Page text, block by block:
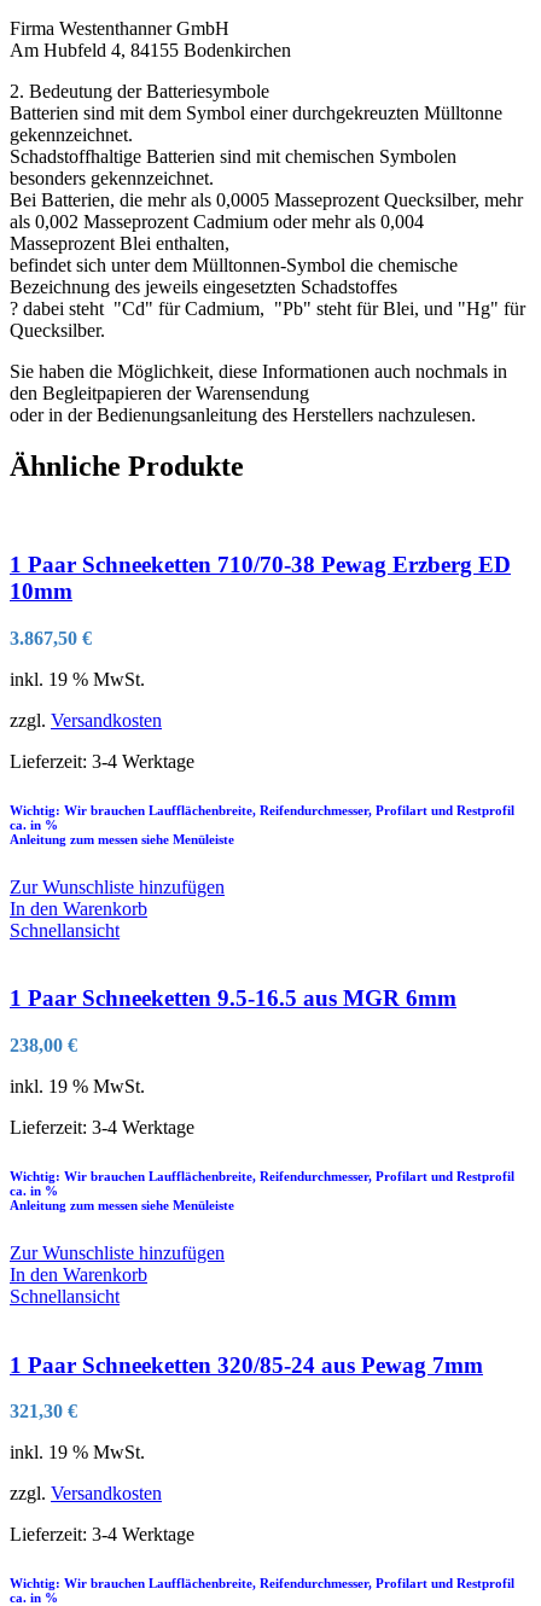
Firma Westenthanner GmbH
Am Hubfeld 4, 84155 Bodenkirchen
2. Bedeutung der Batteriesymbole
Batterien sind mit dem Symbol einer durchgekreuzten Mülltonne
gekennzeichnet.
Schadstoffhaltige Batterien sind mit chemischen Symbolen
besonders gekennzeichnet.
Bei Batterien, die mehr als 0,0005 Masseprozent Quecksilber, mehr
als 0,002 Masseprozent Cadmium oder mehr als 0,004
Masseprozent Blei enthalten,
befindet sich unter dem Mülltonnen-Symbol die chemische
Bezeichnung des jeweils eingesetzten Schadstoffes
? dabei steht "Cd" für Cadmium, "Pb" steht für Blei, und "Hg" für
Quecksilber.
Sie haben die Möglichkeit, diese Informationen auch nochmals in
den Begleitpapieren der Warensendung
oder in der Bedienungsanleitung des Herstellers nachzulesen.
Ähnliche Produkte
1 Paar Schneeketten 710/70-38 Pewag Erzberg ED
10mm
3.867,50 €
inkl. 19 % MwSt.
zzgl. Versandkosten
Lieferzeit: 3-4 Werktage
Wichtig: Wir brauchen Laufflächenbreite, Reifendurchmesser, Profilart und Restprofil
ca. in %
Anleitung zum messen siehe Menüleiste
Zur Wunschliste hinzufügen
In den Warenkorb
Schnellansicht
1 Paar Schneeketten 9.5-16.5 aus MGR 6mm
238,00 €
inkl. 19 % MwSt.
Lieferzeit: 3-4 Werktage
Wichtig: Wir brauchen Laufflächenbreite, Reifendurchmesser, Profilart und Restprofil
ca. in %
Anleitung zum messen siehe Menüleiste
Zur Wunschliste hinzufügen
In den Warenkorb
Schnellansicht
1 Paar Schneeketten 320/85-24 aus Pewag 7mm
321,30 €
inkl. 19 % MwSt.
zzgl. Versandkosten
Lieferzeit: 3-4 Werktage
Wichtig: Wir brauchen Laufflächenbreite, Reifendurchmesser, Profilart und Restprofil
ca. in %